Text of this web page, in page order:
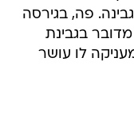
פה, בגירסה
בגבינת
לו עושר